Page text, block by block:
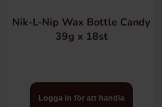
Nik-L-Nip Wax Bottle Candy
39g x 18st
Logga in för att handla